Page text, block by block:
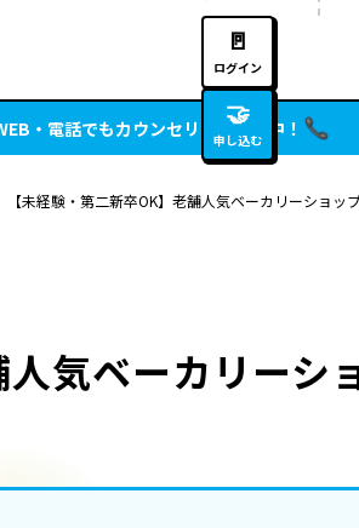
🚪
ログイン
🤝
申し込む
・電話でもカウンセリング実施中！
【未経験・第二新卒OK】老舗人気ベーカリーショ
人気ベーカリーシ